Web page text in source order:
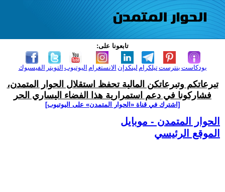
تابعونا على:
الفيسبوك التويتر اليوتيوب الانستغرام لينكدإن تيلكرامبنترست بودكاست
تبرعاتكم وتبرعاتكن المالية تحفظ استقلال الحوار المتمدن،
فشاركونا في دعم استمرارية هذا الفضاء اليساري الحر
[اشترك في قناة ‫«الحوار المتمدن» على اليوتيوب]
الحوار المتمدن - موبايل
الموقع الرئيسي